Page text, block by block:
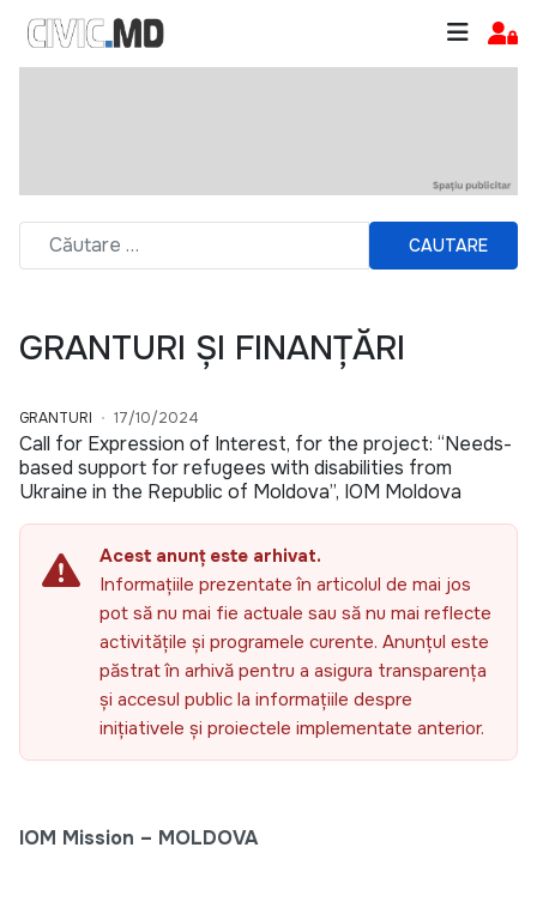
CAUTARE
GRANTURI ȘI FINANȚĂRI
GRANTURI 17/10/2024
Call for Expression of Interest, for the project: “Needs-
based support for refugees with disabilities from
Ukraine in the Republic of Moldova”, IOM Moldova
Acest anunț este arhivat.
Informațiile prezentate în articolul de mai jos
pot să nu mai fie actuale sau să nu mai reflecte
activitățile și programele curente. Anunțul este
păstrat în arhivă pentru a asigura transparența
și accesul public la informațiile despre
inițiativele și proiectele implementate anterior.
IOM Mission – MOLDOVA